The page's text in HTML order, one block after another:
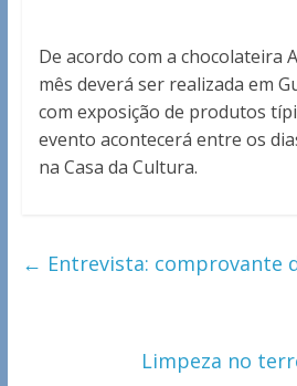
De acordo com a chocolateira
mês deverá ser realizada em
com exposição de produtos
evento acontecerá entre os
na Casa da Cultura.
← Entrevista: comprovante
Limpeza no